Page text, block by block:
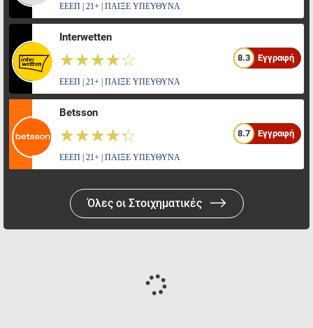
ΕΕΕΠ | 21+ | ΠΑΙΞΕ ΥΠΕΥΘΥΝΑ
Interwetten
☆☆☆☆☆
★★★★★ 8.3 Εγγραφή
ΕΕΕΠ | 21+ | ΠΑΙΞΕ ΥΠΕΥΘΥΝΑ
Betsson
☆☆☆☆☆
★★★★★ 8.7 Εγγραφή
ΕΕΕΠ | 21+ | ΠΑΙΞΕ ΥΠΕΥΘΥΝΑ
Όλες οι Στοιχηματικές